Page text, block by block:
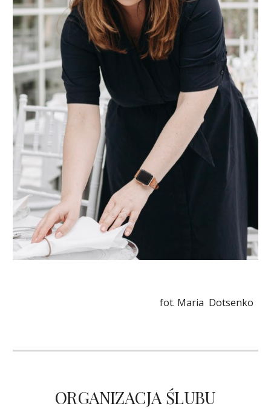
fot. Maria Dotsenko
ORGANIZACJA ŚLUBU